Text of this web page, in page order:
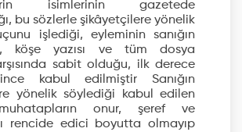
isimlerinin gazetede
bu sözlerle şikâyetçilere yönelik
işlediği, eyleminin sanığın
köşe yazısı ve tüm dosya
sabit olduğu, ilk derece
kabul edilmiştir Sanığın
yönelik söylediği kabul edilen
onur, şeref ve
rencide edici boyutta olmayıp